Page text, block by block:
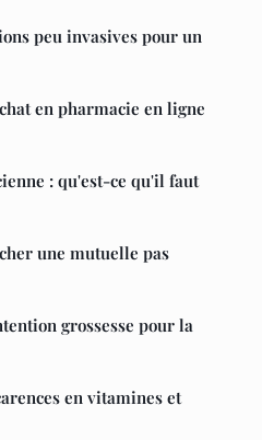
peu invasives pour un
en pharmacie en ligne
: qu'est-ce qu'il faut
une mutuelle pas
grossesse pour la
en vitamines et